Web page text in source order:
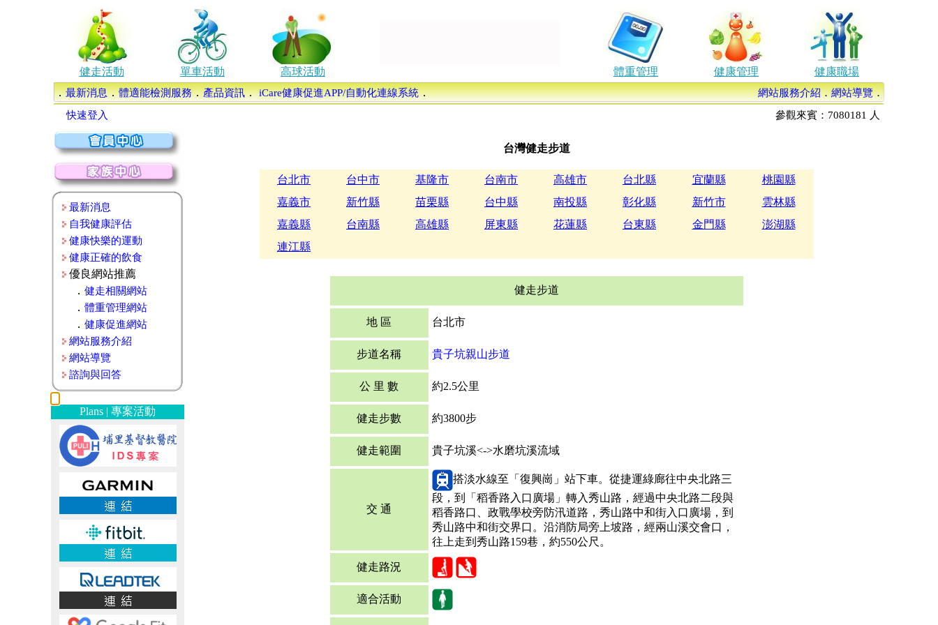
健走活動 單車活動 高球活動 體重管理 健康管理
健康職場
．最新消息．體適能檢測服務．產品資訊．iCare健康促進APP/自動化連線系統． 網站服務介紹．網站導覽．
快速登入
參觀來賓： 7080181 人
最新消息
自我健康評估
健康快樂的運動
健康正確的飲食
優良網站推薦
． 健走相關網站
． 體重管理網站
． 健康促進網站
網站服務介紹
網站導覽
諮詢與回答
Plans | 專案活動
台灣健走步道
台北市 台中市 基隆市 台南市 高雄市 台北縣 宜蘭縣
桃園縣
嘉義市
新竹縣 苗栗縣 台中縣 南投縣 彰化縣 新竹市
雲林縣
嘉義縣
台南縣 高雄縣 屏東縣 花蓮縣 台東縣 金門縣
澎湖縣
連江縣
健走步道
地 區 台北市
步道名稱 貴子坑親山步道
公 里 數 約2.5公里
健走步數 約3800步
健走範圍 貴子坑溪<->水磨坑溪流域
交 通
搭淡水線至「復興崗」站下車。從捷運綠廊往中央北路三
段，到「稻香路入口廣場」轉入秀山路，經過中央北路二段與
稻香路口、政戰學校旁防汛道路，秀山路中和街入口廣場，到
秀山路中和街交界口。沿消防局旁上坡路，經兩山溪交會口，
往上走到秀山路159巷，約550公尺。
健走路況
適合活動